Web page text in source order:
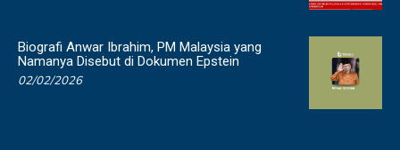
Biografi Anwar Ibrahim, PM Malaysia yang
Namanya Disebut di Dokumen Epstein
02/02/2026